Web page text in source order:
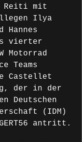
Reiti mit
Ilya
Hannes
vierter
Motorrad
Teams
Castellet
der in der
Deutschen
(IDM)
antritt.